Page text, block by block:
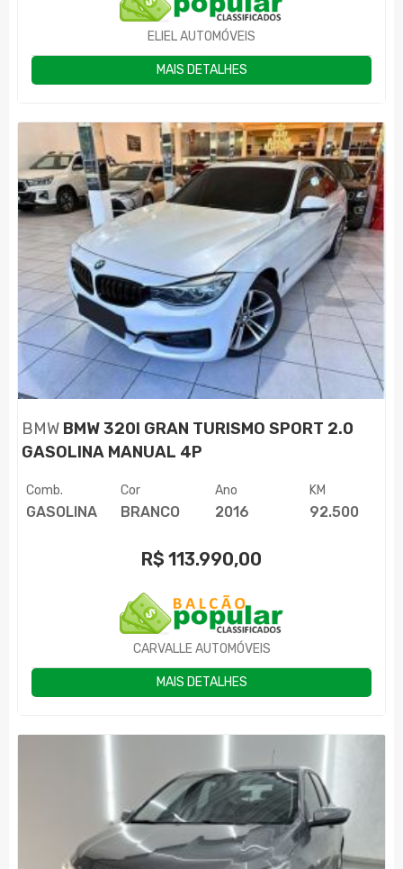
ELIEL AUTOMÓVEIS
MAIS DETALHES
BMW BMW 320I GRAN TURISMO SPORT 2.0
GASOLINA MANUAL 4P
Comb.
GASOLINA
Cor
BRANCO
Ano
2016
KM
92.500
R$ 113.990,00
CARVALLE AUTOMÓVEIS
MAIS DETALHES